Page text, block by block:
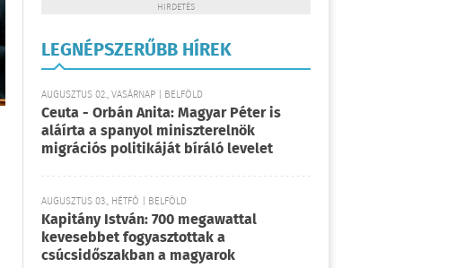
HIRDETÉS
LEGNÉPSZERŰBB HÍREK
AUGUSZTUS 02., VASÁRNAP | BELFÖLD
Ceuta - Orbán Anita: Magyar Péter is
aláírta a spanyol miniszterelnök
migrációs politikáját bíráló levelet
AUGUSZTUS 03., HÉTFŐ | BELFÖLD
Kapitány István: 700 megawattal
kevesebbet fogyasztottak a
csúcsidőszakban a magyarok